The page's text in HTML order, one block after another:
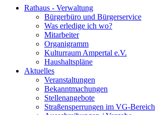
Rathaus - Verwaltung
Bürgerbüro und Bürgerservice
Was erledige ich wo?
Mitarbeiter
Organigramm
Kulturraum Ampertal e.V.
Haushaltspläne
Aktuelles
Veranstaltungen
Bekanntmachungen
Stellenangebote
Straßensperrungen im VG-Bereich